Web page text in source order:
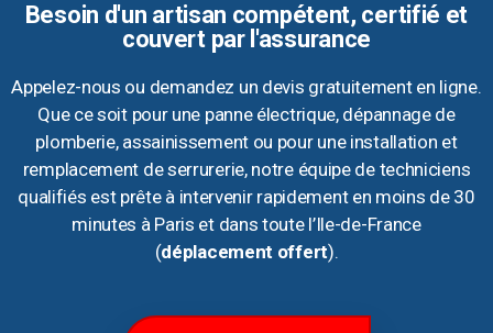
Besoin d'un artisan compétent, certifié et
couvert par l'assurance
Appelez-nous ou demandez un devis gratuitement en ligne.
Que ce soit pour une panne électrique, dépannage de
plomberie, assainissement ou pour une installation et
remplacement de serrurerie, notre équipe de techniciens
qualifiés est prête à intervenir rapidement en moins de 30
minutes à Paris et dans toute l’Ile-de-France
(déplacement offert).